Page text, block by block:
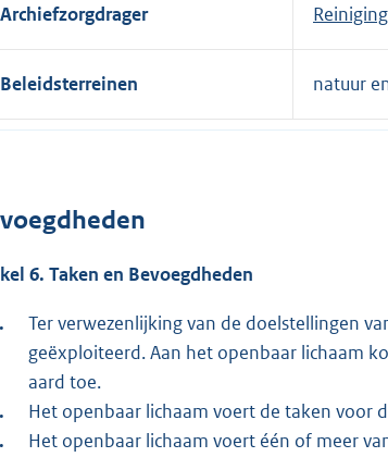
Archiefzorgdrager
Beleidsterreinen natuur
6. Taken en Bevoegdheden
Ter verwezenlijking van de doelstellingen
geëxploiteerd. Aan het openbaar lichaam
aard toe.
Het openbaar lichaam voert de taken voor
Het openbaar lichaam voert één of meer